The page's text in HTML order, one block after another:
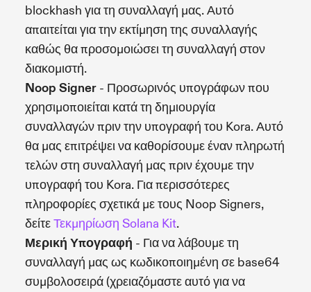
blockhash για τη συναλλαγή μας. Αυτό
απαιτείται για την εκτίμηση της συναλλαγής
καθώς θα προσομοιώσει τη συναλλαγή στον
διακομιστή.
Noop Signer - Προσωρινός υπογράφων που
χρησιμοποιείται κατά τη δημιουργία
συναλλαγών πριν την υπογραφή του Kora. Αυτό
θα μας επιτρέψει να καθορίσουμε έναν πληρωτή
τελών στη συναλλαγή μας πριν έχουμε την
υπογραφή του Kora. Για περισσότερες
πληροφορίες σχετικά με τους Noop Signers,
δείτεΤεκμηρίωση Solana Kit.
Μερική Υπογραφή - Για να λάβουμε τη
συναλλαγή μας ως κωδικοποιημένη σε base64
συμβολοσειρά (χρειαζόμαστε αυτό για να